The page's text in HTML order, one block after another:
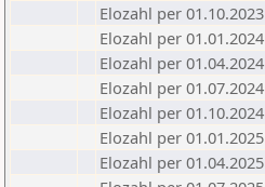
Elozahl per 01.10.2023
Elozahl per 01.01.2024
Elozahl per 01.04.2024
Elozahl per 01.07.2024
Elozahl per 01.10.2024
Elozahl per 01.01.2025
Elozahl per 01.04.2025